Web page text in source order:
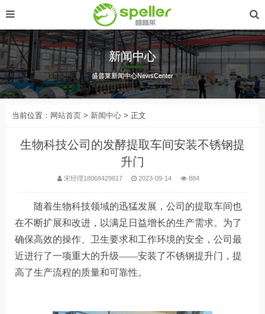
新闻中心
盛普莱新闻中心NewsCenter
当前位置： 网站首页 > 新闻中心 > 正文
生物科技公司的发酵提取车间安装不锈钢提
升门
宋经理18068429817 2023-09-14 884
随着生物科技领域的迅猛发展，公司的提取车间也
在不断扩展和改进，以满足日益增长的生产需求。为了
确保高效的操作、卫生要求和工作环境的安全，公司最
近进行了一项重大的升级——安装了不锈钢提升门，提
高了生产流程的质量和可靠性。